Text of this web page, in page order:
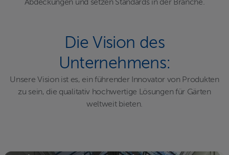
Abdeckungen und setzen Standards in der Branche.
Die Vision des
Unternehmens:
Unsere Vision ist es, ein führender Innovator von Produkten
zu sein, die qualitativ hochwertige Lösungen für Gärten
weltweit bieten.